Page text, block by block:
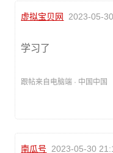
虚拟宝贝网 2023-05-
学习了
跟帖来自电脑端 · 中国中国
南瓜号 2023-05-30